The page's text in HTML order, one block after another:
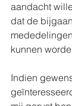
aandacht
dat de
kunnen
Indien